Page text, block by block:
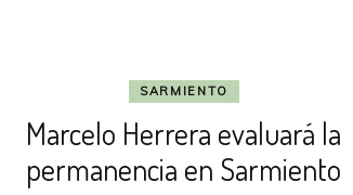
SARMIENTO
Marcelo Herrera evaluará la
permanencia en Sarmiento